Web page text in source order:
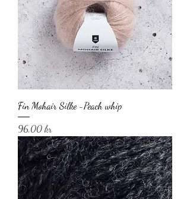
Fin Mohair Silke -Peach whip
Pris
96,00 kr